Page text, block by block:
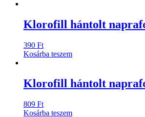
Klorofill hántolt
390 Ft
Kosárba teszem
Klorofill hántolt
809 Ft
Kosárba teszem